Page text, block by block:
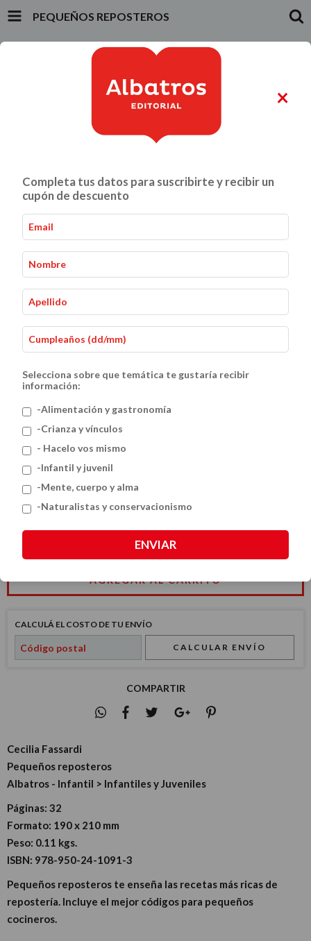
PEQUEÑOS REPOSTEROS
PRODUCTOS
ALIMENTACIÓN Y GASTRONOMÍA
Inicio - Infantiles y Juveniles - Pequeños reposteros
Pequeños reposteros
$23.60 USD
CALCULÁ EL COSTO DE TU ENVÍO
CALCULAR ENVÍO
COMPARTIR
Cecilia Fassardi
Pequeños reposteros
Albatros - Infantil > Infantiles y Juveniles
Páginas: 32
Formato: 190 x 210 mm
Peso: 0.11 kgs.
ISBN: 978-950-24-1091-3
Pequeños reposteros te enseña las recetas más ricas de
repostería. Incluye el mejor códigos para pequeños
cocineros.
×
Completa tus datos para suscribirte y recibir un
cupón de descuento
Selecciona sobre que temática te gustaría recibir
información:
-Alimentación y gastronomía
-Crianza y vínculos
- Hacelo vos mismo
-Infantil y juvenil
-Mente, cuerpo y alma
-Naturalistas y conservacionismo
ENVIAR